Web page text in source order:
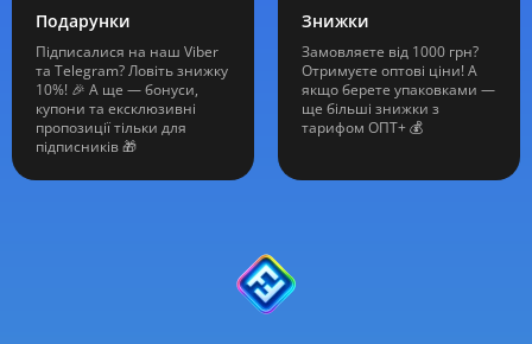
Подарунки
Підписалися на наш Viber
та Telegram? Ловіть знижку
10%! 🎉 А ще — бонуси,
купони та ексклюзивні
пропозиції тільки для
підписників 🎁
Знижки
Замовляєте від 1000 грн?
Отримуєте оптові ціни! А
якщо берете упаковками —
ще більші знижки з
тарифом ОПТ+ 💰